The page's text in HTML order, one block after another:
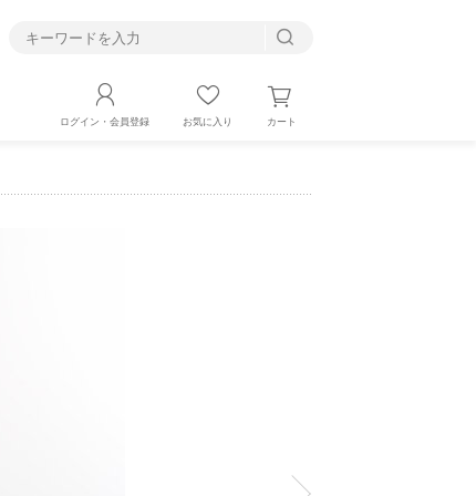
ログイン・会員登録 お気に入り カート